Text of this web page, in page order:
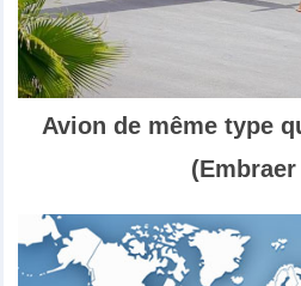
Avion de même type
(Embraer